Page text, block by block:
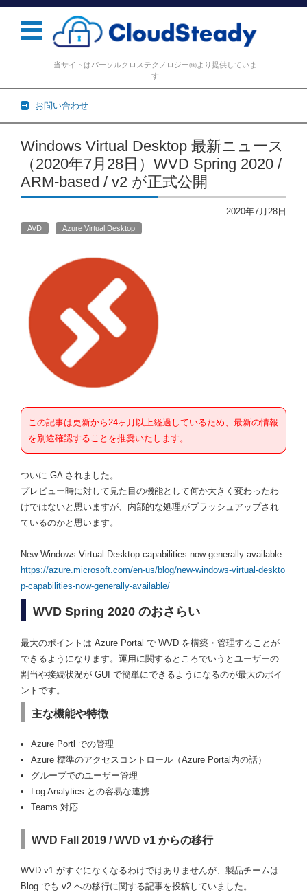
当サイトはパーソルクロステクノロジー㈱より提供していま
す
お問い合わせ
コンテンツに移動
Windows Virtual Desktop 最新ニュース
（2020年7月28日）WVD Spring 2020 /
ARM-based / v2 が正式公開
2020年7月28日
AVD Azure Virtual Desktop
この記事は更新から24ヶ月以上経過しているため、最新の情報
を別途確認することを推奨いたします。
ついに GA されました。
プレビュー時に対して見た目の機能として何か大きく変わったわ
けではないと思いますが、内部的な処理がブラッシュアップされ
ているのかと思います。
New Windows Virtual Desktop capabilities now generally available
https://azure.microsoft.com/en-us/blog/new-windows-virtual-deskto
p-capabilities-now-generally-available/
WVD Spring 2020 のおさらい
最大のポイントは Azure Portal で WVD を構築・管理することが
できるようになります。運用に関するところでいうとユーザーの
割当や接続状況が GUI で簡単にできるようになるのが最大のポイ
ントです。
主な機能や特徴
Azure Portl での管理
Azure 標準のアクセスコントロール（Azure Portal内の話）
グループでのユーザー管理
Log Analytics との容易な連携
Teams 対応
WVD Fall 2019 / WVD v1 からの移行
WVD v1 がすぐになくなるわけではありませんが、製品チームは
Blog でも v2 への移行に関する記事を投稿していました。